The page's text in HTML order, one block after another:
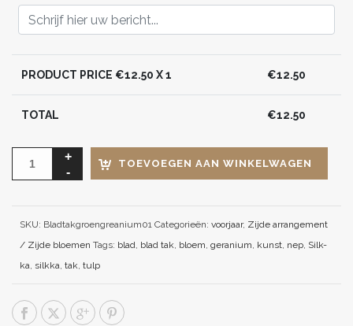
PRODUCT PRICE €12.50 X 1 €12.50
TOTAL €12.50
TOEVOEGEN AAN WINKELWAGEN
SKU: Bladtakgroengreanium01 Categorieën: voorjaar, Zijde arrangement
/ Zijde bloemen Tags: blad, blad tak, bloem, geranium, kunst, nep, Silk-
ka, silkka, tak, tulp